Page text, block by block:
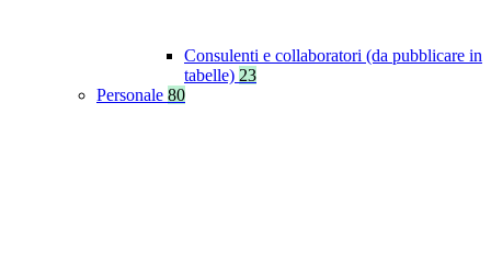
Consulenti e collaboratori (da pubblicare in
tabelle) 23
Personale 80